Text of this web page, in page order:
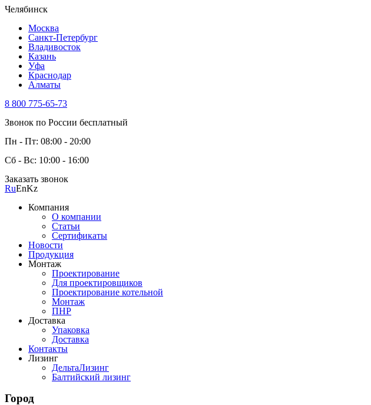
Челябинск
Москва
Санкт-Петербург
Владивосток
Казань
Уфа
Краснодар
Алматы
8 800 775-65-73
Звонок по России бесплатный
Пн - Пт: 08:00 - 20:00
Сб - Вс: 10:00 - 16:00
Заказать звонок
RuEnKz
Компания
О компании
Статьи
Сертификаты
Новости
Продукция
Монтаж
Проектирование
Для проектировщиков
Проектирование котельной
Монтаж
ПНР
Доставка
Упаковка
Доставка
Контакты
Лизинг
ДельтаЛизинг
Балтийский лизинг
Город